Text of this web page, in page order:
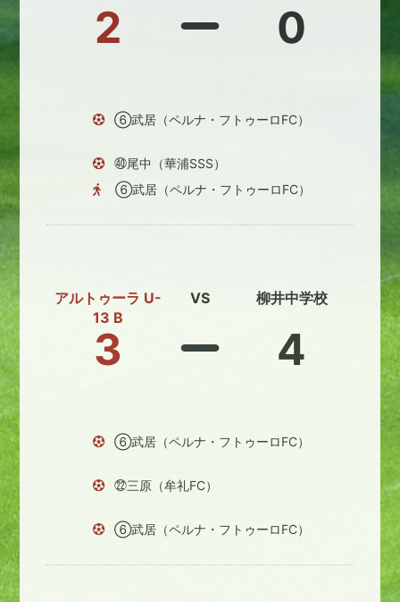
2 0
⑥武居（ペルナ・フトゥーロFC）
㊵尾中（華浦SSS）
⑥武居（ペルナ・フトゥーロFC）
アルトゥーラ U-
13 B
3
VS 柳井中学校
4
⑥武居（ペルナ・フトゥーロFC）
㉒三原（牟礼FC）
⑥武居（ペルナ・フトゥーロFC）